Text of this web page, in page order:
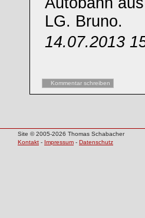
LG. Bruno.
14.07.2013
Kommentar schreiben
Site © 2005-2026 Thomas Schabacher
Kontakt - Impressum - Datenschutz